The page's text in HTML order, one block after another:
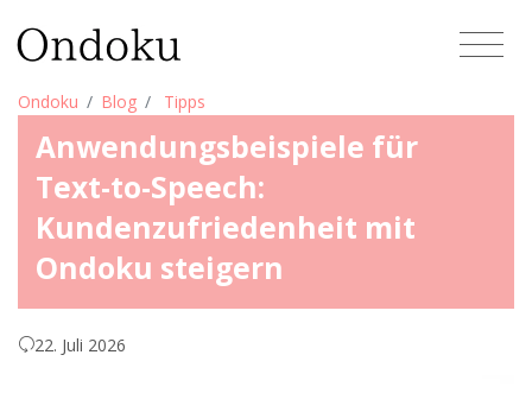
Ondoku Blog Tipps
Anwendungsbeispiele für
Text-to-Speech:
Kundenzufriedenheit mit
Ondoku steigern
22. Juli 2026